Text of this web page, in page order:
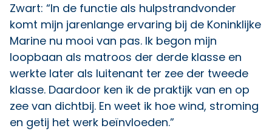
Zwart: “In de functie als hulpstrandvonder
komt mijn jarenlange ervaring bij de Koninklijke
Marine nu mooi van pas. Ik begon mijn
loopbaan als matroos der derde klasse en
werkte later als luitenant ter zee der tweede
klasse. Daardoor ken ik de praktijk van en op
zee van dichtbij. En weet ik hoe wind, stroming
en getij het werk beïnvloeden.”